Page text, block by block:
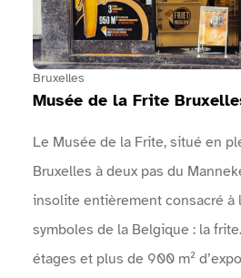
points d'eau sont mis à
langue des signes réalisée par
l'événement sur le site internet
Bruxelles
Musée de la Frite
Le Musée de la Frite, situé en
Bruxelles à deux pas du
insolite entièrement consacré à
symboles de la Belgique : la
étages et plus de 900 m²